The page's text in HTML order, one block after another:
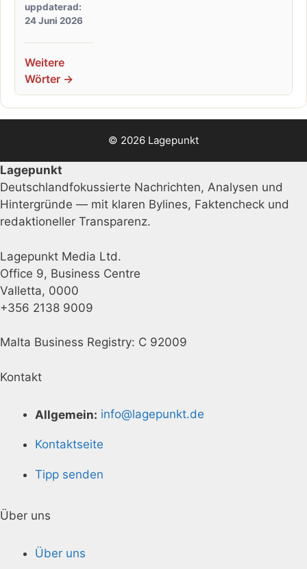
uppdaterad:
24 Juni 2026
Weitere
Wörter →
© 2026 Lagepunkt
Lagepunkt
Deutschlandfokussierte Nachrichten, Analysen und
Hintergründe — mit klaren Bylines, Faktencheck und
redaktioneller Transparenz.
Lagepunkt Media Ltd.
Office 9, Business Centre
Valletta, 0000
+356 2138 9009
Malta Business Registry: C 92009
Kontakt
Allgemein: info@lagepunkt.de
Kontaktseite
Tipp senden
Über uns
Über uns